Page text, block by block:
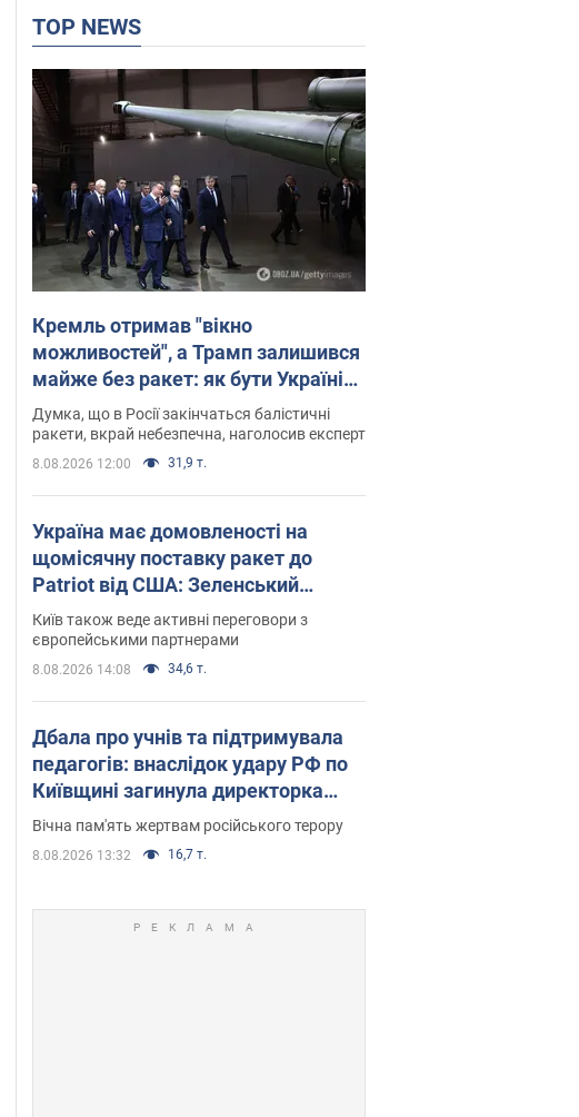
TOP NEWS
Кремль отримав "вікно
можливостей", а Трамп залишився
майже без ракет: як бути Україні?
Інтерв’ю з Мельником
Думка, що в Росії закінчаться балістичні
ракети, вкрай небезпечна, наголосив експерт
8.08.2026 12:00 31,9 т.
Україна має домовленості на
щомісячну поставку ракет до
Patriot від США: Зеленський
розкрив подробиці
Київ також веде активні переговори з
європейськими партнерами
8.08.2026 14:08 34,6 т.
Дбала про учнів та підтримувала
педагогів: внаслідок удару РФ по
Київщині загинула директорка
київського ліцею, її чоловік та онук
Вічна пам'ять жертвам російського терору
8.08.2026 13:32 16,7 т.